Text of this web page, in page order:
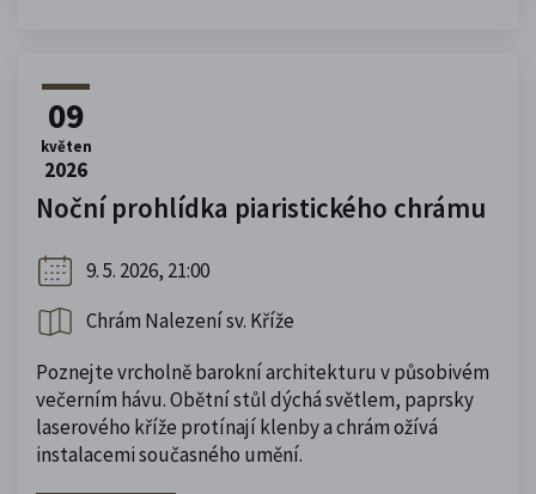
09
květen
2026
Noční prohlídka piaristického chrámu
9. 5. 2026, 21:00
Chrám Nalezení sv. Kříže
Poznejte vrcholně barokní architekturu v působivém
večerním hávu. Obětní stůl dýchá světlem, paprsky
laserového kříže protínají klenby a chrám ožívá
instalacemi současného umění.